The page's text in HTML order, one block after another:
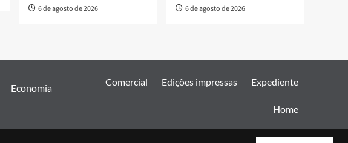
6 de agosto de 2026 6 de agosto de 2026
Economia
Comercial Edições impressas Expediente
Home